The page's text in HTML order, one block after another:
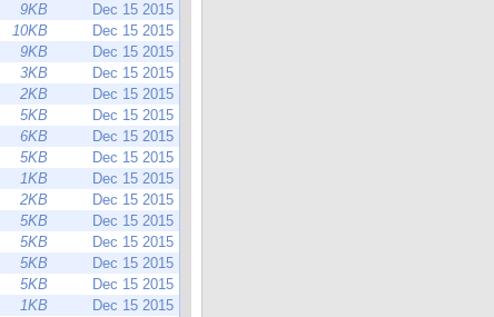
9KB
Dec 15 2015
10KB
Dec 15 2015
9KB
Dec 15 2015
3KB
Dec 15 2015
2KB
Dec 15 2015
5KB
Dec 15 2015
6KB
Dec 15 2015
5KB
Dec 15 2015
1KB
Dec 15 2015
2KB
Dec 15 2015
5KB
Dec 15 2015
5KB
Dec 15 2015
5KB
Dec 15 2015
5KB
Dec 15 2015
1KB
Dec 15 2015